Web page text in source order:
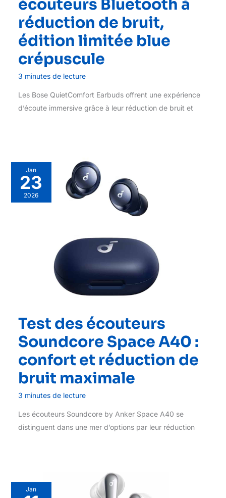
écouteurs Bluetooth à
réduction de bruit,
édition limitée blue
crépuscule
3 minutes de lecture
Les Bose QuietComfort Earbuds offrent une expérience
d’écoute immersive grâce à leur réduction de bruit et
Jan
23
2026
Test des écouteurs
Soundcore Space A40 :
confort et réduction de
bruit maximale
3 minutes de lecture
Les écouteurs Soundcore by Anker Space A40 se
distinguent dans une mer d’options par leur réduction
Jan